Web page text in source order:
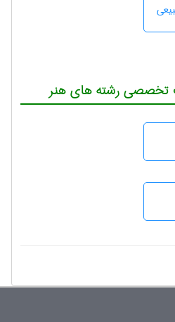
تخصصی رشته های هنر